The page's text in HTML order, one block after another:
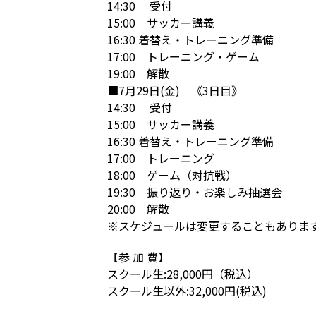
14:30 受付
15:00 サッカー講義
16:30 着替え・トレーニング準備
17:00 トレーニング・ゲーム
19:00 解散
■7月29日(金) 《3日目》
14:30 受付
15:00 サッカー講義
16:30 着替え・トレーニング準備
17:00 トレーニング
18:00 ゲーム（対抗戦）
19:30 振り返り・お楽しみ抽選会
20:00 解散
※スケジュールは変更することもありま
【参 加 費】
スクール生:28,000円（税込）
スクール生以外:32,000円(税込)